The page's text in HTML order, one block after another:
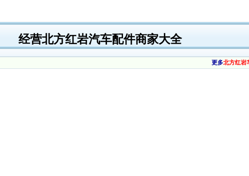
经营北方红岩汽车配件商家大全
更多北方红岩